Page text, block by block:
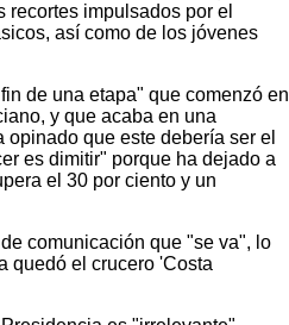
impulsados por el
así como de los jóvenes
de una etapa" que comenzó en
y que acaba en una
que este debería ser el
es dimitir" porque ha dejado a
el 30 por ciento y un
comunicación que "se va", lo
quedó el crucero 'Costa